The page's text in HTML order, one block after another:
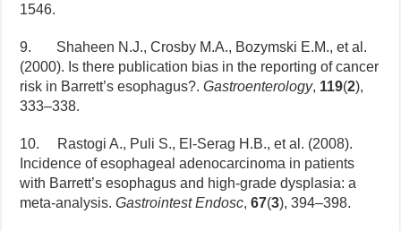
1546.
9. Shaheen N.J., Crosby M.A., Bozymski E.M., et al.
(2000). Is there publication bias in the reporting of cancer
risk in Barrett’s esophagus?.Gastroenterology, 119(2),
333–338.
10. Rastogi A., Puli S., El-Serag H.B., et al. (2008).
Incidence of esophageal adenocarcinoma in patients
with Barrett’s esophagus and high-grade dysplasia: a
meta-analysis.Gastrointest Endosc,67(3), 394–398.